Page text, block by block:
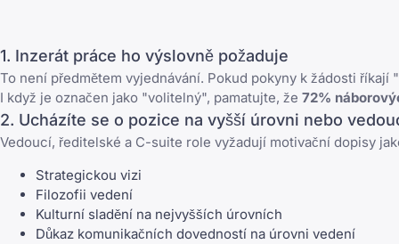
1. Inzerát práce ho výslovně požaduje
To není předmětem vyjednávání. Pokud pokyny k žádosti
I když je označen jako "volitelný", pamatujte, že 72%
2. Ucházíte se o pozice na vyšší úrovni nebo
Vedoucí, ředitelské a C-suite role vyžadují motivační dopisy
Strategickou vizi
Filozofii vedení
Kulturní sladění na nejvyšších úrovních
Důkaz komunikačních dovedností na úrovni vedení